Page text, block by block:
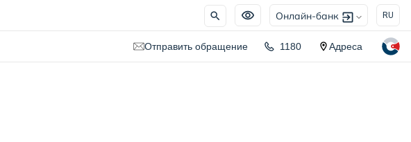
Онлайн-банк RU
Отправить обращение 1180 Адреса